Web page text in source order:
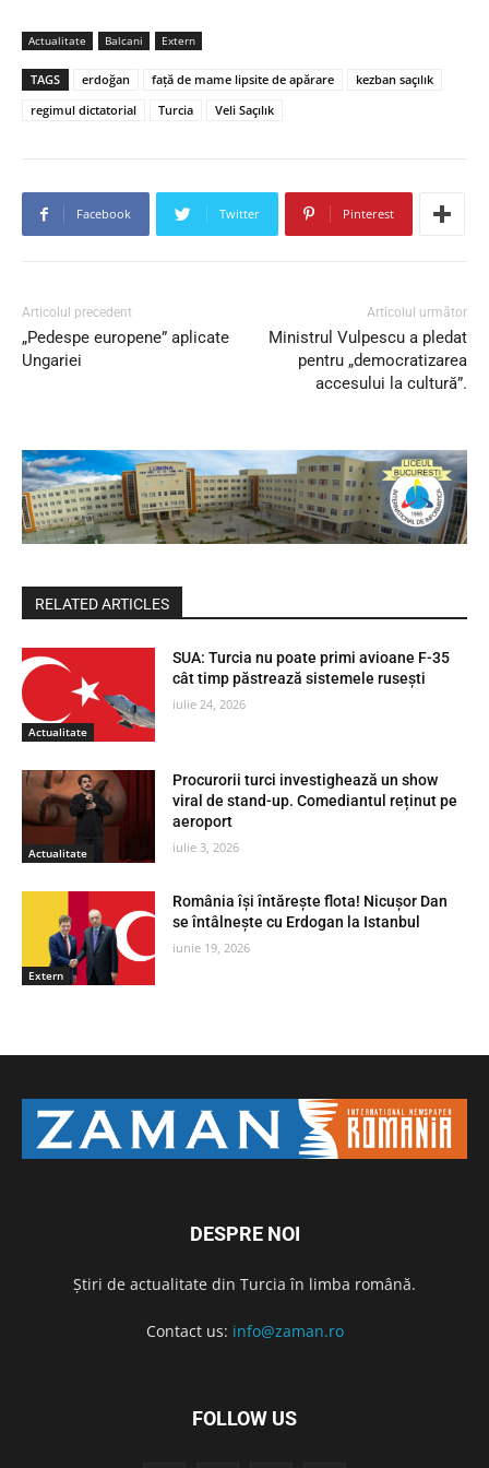
Actualitate Balcani Extern
TAGS erdoğan faţă de mame lipsite de apărare
kezban saçılık
regimul dictatorial
Turcia Veli Saçılık
Facebook Twitter Pinterest
Articolul precedent
„Pedespe europene” aplicate
Ungariei
Articolul următor
Ministrul Vulpescu a pledat
pentru „democratizarea
accesului la cultură”.
RELATED ARTICLES
Actualitate
SUA: Turcia nu poate primi avioane F-35
cât timp păstrează sistemele rusești
iulie 24, 2026
Actualitate
Procurorii turci investighează un show
viral de stand-up. Comediantul reținut pe
aeroport
iulie 3, 2026
Extern
România își întărește flota! Nicușor Dan
se întâlnește cu Erdogan la Istanbul
iunie 19, 2026
DESPRE NOI
Știri de actualitate din Turcia în limba română.
Contact us: info@zaman.ro
FOLLOW US